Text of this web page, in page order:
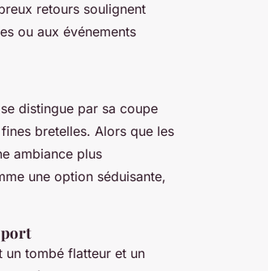
retours soulignent
ou aux événements
se distingue par sa coupe
bretelles. Alors que les
ambiance plus
une option séduisante,
port
un tombé flatteur et un